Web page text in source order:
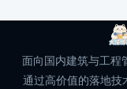
面向国内建筑与工程
通过高价值的落地技